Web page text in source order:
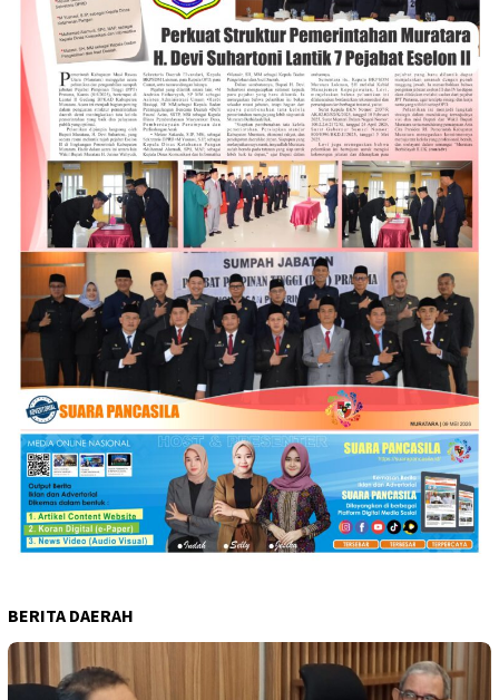
BERITA DAERAH